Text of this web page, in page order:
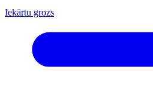
Iekārtu grozs